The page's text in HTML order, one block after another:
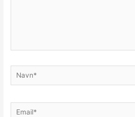
Navn*
Email*